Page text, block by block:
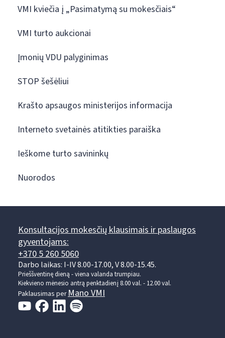
VMI kviečia į „Pasimatymą su mokesčiais“
VMI turto aukcionai
Įmonių VDU palyginimas
STOP šešėliui
Krašto apsaugos ministerijos informacija
Interneto svetainės atitikties paraiška
Ieškome turto savininkų
Nuorodos
Konsultacijos mokesčių klausimais ir paslaugos
gyventojams:
+370 5 260 5060
Darbo laikas: I-IV 8.00-17.00, V 8.00-15.45.
Prieššventinę dieną - viena valanda trumpiau.
Kiekvieno mėnesio antrą penktadienį 8.00 val. - 12.00 val.
Paklausimas perMano VMI